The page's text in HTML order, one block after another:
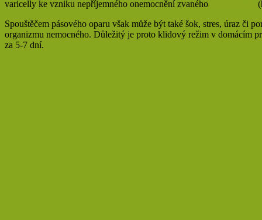
varicelly ke vzniku nepříjemného onemocnění zvaného
Spouštěčem pásového oparu však může být také šok, stres, úraz či
organizmu nemocného. Důležitý je proto klidový režim v domácím
za 5-7 dní.